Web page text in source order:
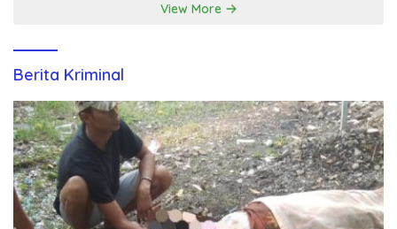
View More
Berita Kriminal